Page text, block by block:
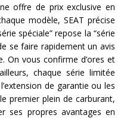
offre de prix exclusive en
modèle, SEAT précise
spéciale” repose la “série
se faire rapidement un avis
On vous confirme d’ores et
chaque série limitée
de garantie ou les
premier plein de carburant,
ses propres avantages en